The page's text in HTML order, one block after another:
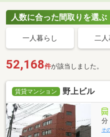
人数に合った間取りを選ぶ
一人暮らし 二人
52,168件が該当しました。
賃貸マンション 野上ビル
分
そ